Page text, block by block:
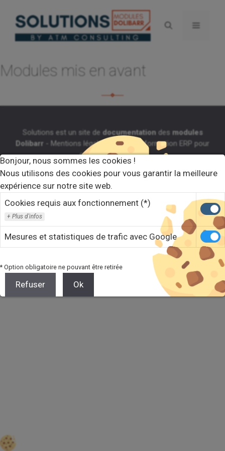
contenu
Modules mis en avant
Solutions est un site de documentationdes modules
Dolibarr - Mentions légales
Agefodd formation ERP pour
centre de formation
© 2021 Solutions ATM-Consulting
Bonjour, nous sommes les cookies !
Nous utilisons des cookies pour vous garantir la meilleure
expérience sur notre site web.
Cookies requis aux fonctionnement (*)
Plus d'infos
Mesures et statistiques de trafic avec Google
* Option obligatoire ne pouvant être retirée
Refuser Ok